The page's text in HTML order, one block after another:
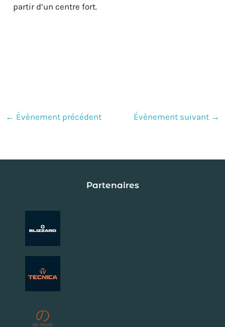
partir d’un centre fort.
← Évènement précédent Évènement suivant →
Partenaires